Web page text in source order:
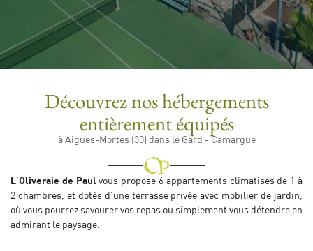
Recopier le code ci-contre
Rafraîchir le captcha
En cochant cette case, vous consentez à recevoir nos propositions commerciales à
l'adresse email indiqué ci-dessus. Vous pouvez vous désinscrire à tout moment en
le formulaire de désinscription
INSCRIPTION
Découvrez nos hébergements
entièrement équipés
à Aigues-Mortes (30) dans le Gard - Camargue
L'Oliveraie de Paulvous propose 6 appartements climatisés de 1 à
2 chambres, et dotés d’une terrasse privée avec mobilier de jardin,
où vous pourrez savourer vos repas ou simplement vous détendre en
admirant le paysage.